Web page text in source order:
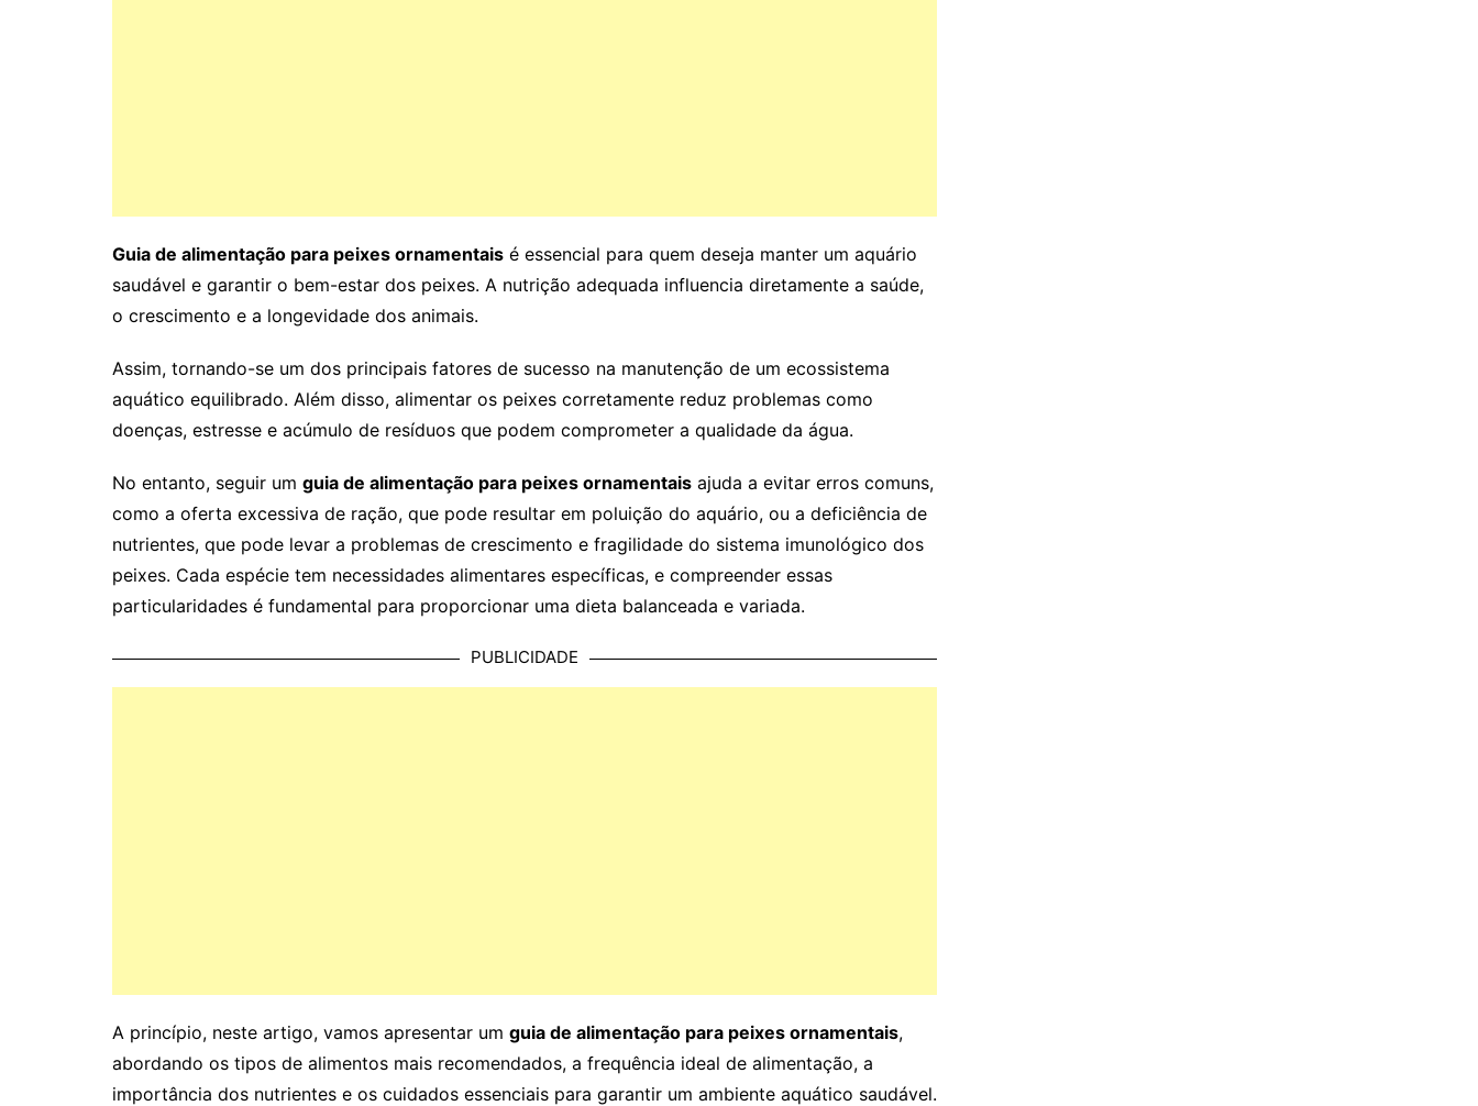
Guia de alimentação para peixes ornamentais é essencial para quem deseja manter um aquário
saudável e garantir o bem-estar dos peixes. A nutrição adequada influencia diretamente a saúde,
o crescimento e a longevidade dos animais.
Assim, tornando-se um dos principais fatores de sucesso na manutenção de um ecossistema
aquático equilibrado. Além disso, alimentar os peixes corretamente reduz problemas como
doenças, estresse e acúmulo de resíduos que podem comprometer a qualidade da água.
No entanto, seguir um guia de alimentação para peixes ornamentais ajuda a evitar erros comuns,
como a oferta excessiva de ração, que pode resultar em poluição do aquário, ou a deficiência de
nutrientes, que pode levar a problemas de crescimento e fragilidade do sistema imunológico dos
peixes. Cada espécie tem necessidades alimentares específicas, e compreender essas
particularidades é fundamental para proporcionar uma dieta balanceada e variada.
PUBLICIDADE
A princípio, neste artigo, vamos apresentar um guia de alimentação para peixes ornamentais,
abordando os tipos de alimentos mais recomendados, a frequência ideal de alimentação, a
importância dos nutrientes e os cuidados essenciais para garantir um ambiente aquático saudável.